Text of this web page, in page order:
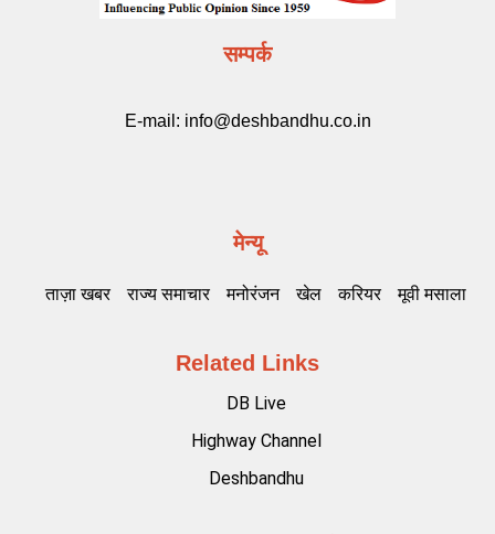
सम्पर्क
E-mail: info@deshbandhu.co.in
मेन्यू
ताज़ा खबर राज्य समाचार मनोरंजन खेल करियर मूवी मसाला
Related Links
DB Live
Highway Channel
Deshbandhu